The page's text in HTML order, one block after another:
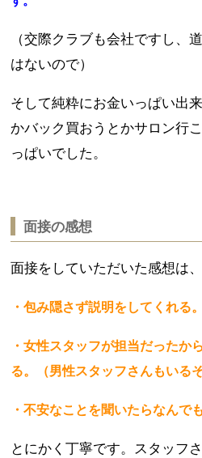
（交際クラブも会社ですし、
はないので）
そして純粋にお金いっぱい出
かバック買おうとかサロン行
っぱいでした。
面接の感想
面接をしていただいた感想は、
・包み隠さず説明をしてくれる。
・女性スタッフが担当だったか
る。（男性スタッフさんもいる
・不安なことを聞いたらなんで
とにかく丁寧です。スタッフ